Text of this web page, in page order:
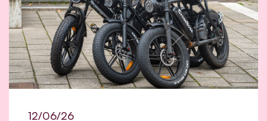
12/06/26